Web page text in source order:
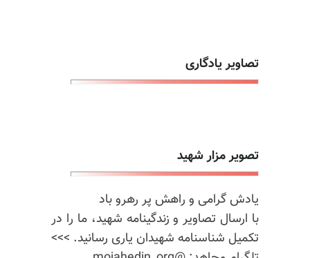
تصاویر یادگاری
تصویر مزار شهید
یادش گرامی و راهش پر رهرو باد
با ارسال تصاویر و زندگینامه شهید، ما را در
تکمیل شناسنامه شهیدان یاری رسانید. >>>